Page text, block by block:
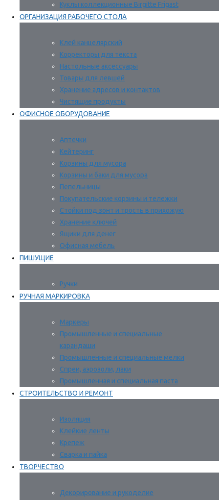
Куклы коллекционные Birgitte Frigast
ОРГАНИЗАЦИЯ РАБОЧЕГО СТОЛА
Клей канцелярский
Корректоры для текста
Настольные аксессуары
Товары для левшей
Хранение адресов и контактов
Чистящие продукты
ОФИСНОЕ ОБОРУДОВАНИЕ
Аптечки
Кейтеринг
Корзины для мусора
Корзины и баки для мусора
Пепельницы
Покупательские корзины и тележки
Стойки под зонт и трость в прихожую
Хранение ключей
Ящики для денег
Офисная мебель
ПИШУЩИЕ
Ручки
РУЧНАЯ МАРКИРОВКА
Маркеры
Промышленные и специальные
карандаши
Промышленные и специальные мелки
Спреи, аэрозоли, лаки
Промышленная и специальная паста
СТРОИТЕЛЬСТВО И РЕМОНТ
Изоляция
Клейкие ленты
Крепеж
Сварка и пайка
ТВОРЧЕСТВО
Декорирование и рукоделие